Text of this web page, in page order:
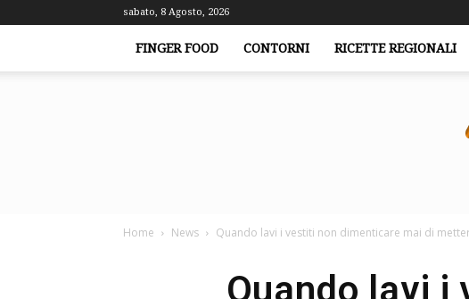
sabato, 8 Agosto, 2026
FINGER FOOD CONTORNI RICETTE REGIONALI
Home News Quando lavi i vestiti non dimenticare mai di
Quando lavi